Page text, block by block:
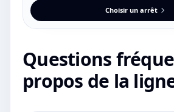
Choisir un arrêt
Questions
propos de la